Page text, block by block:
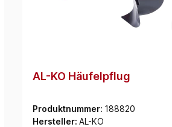
AL-KO Häufelpflug
Produktnummer: 188820
Hersteller: AL-KO